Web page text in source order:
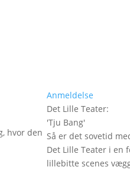
hvor den
Anmeldelse
Det Lille Teater:
'Tju Bang'
Så er det sovetid
Det Lille Teater i en
lillebitte scenes